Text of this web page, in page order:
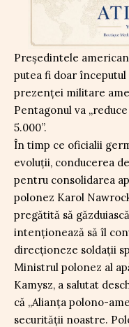
Președintele
putea fi doar
prezenței militare
Pentagonul va
5.000”.
În timp ce oficialii
evoluții, conducerea
pentru consolidarea
polonez Karol
pregătită să
intenționează să îl
direcționeze soldații
Ministrul polonez al
Kamysz, a salutat
că „Alianța polono-
securității noastre.